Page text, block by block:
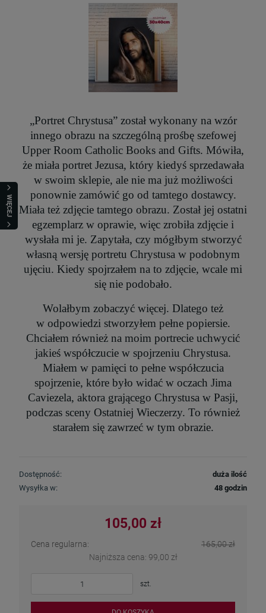
WIĘCEJ
„Portret Chrystusa” został wykonany na wzór
innego obrazu na szczególną prośbę szefowej
Upper Room Catholic Books and Gifts. Mówiła,
że miała portret Jezusa, który kiedyś sprzedawała
w swoim sklepie, ale nie ma już możliwości
ponownie zamówić go od tamtego dostawcy.
Miała też zdjęcie tamtego obrazu. Został jej ostatni
egzemplarz w oprawie, więc zrobiła zdjęcie i
wysłała mi je. Zapytała, czy mógłbym stworzyć
własną wersję portretu Chrystusa w podobnym
ujęciu. Kiedy spojrzałem na to zdjęcie, wcale mi
się nie podobało.
Wolałbym zobaczyć więcej. Dlatego też
w odpowiedzi stworzyłem pełne popiersie.
Chciałem również na moim portrecie uchwycić
jakieś współczucie w spojrzeniu Chrystusa.
Miałem w pamięci to pełne współczucia
spojrzenie, które było widać w oczach Jima
Caviezela, aktora grającego Chrystusa w Pasji,
podczas sceny Ostatniej Wieczerzy. To również
starałem się zawrzeć w tym obrazie.
Dostępność:
duża ilość
Wysyłka w:
48 godzin
105,00 zł
Cena regularna:
165,00 zł
Najniższa cena: 99,00 zł
szt.